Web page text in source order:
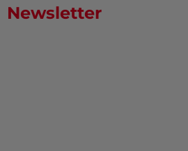
Newsletter